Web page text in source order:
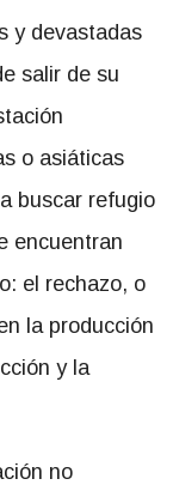
y devastadas
salir de su
o asiáticas
buscar refugio
encuentran
el rechazo, o
la producción
y la
no